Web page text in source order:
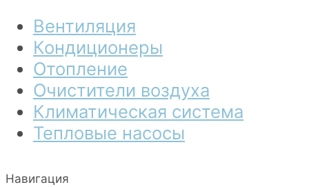
Вентиляция
Кондиционеры
Отопление
Очистители воздуха
Климатическая система
Тепловые насосы
Навигация